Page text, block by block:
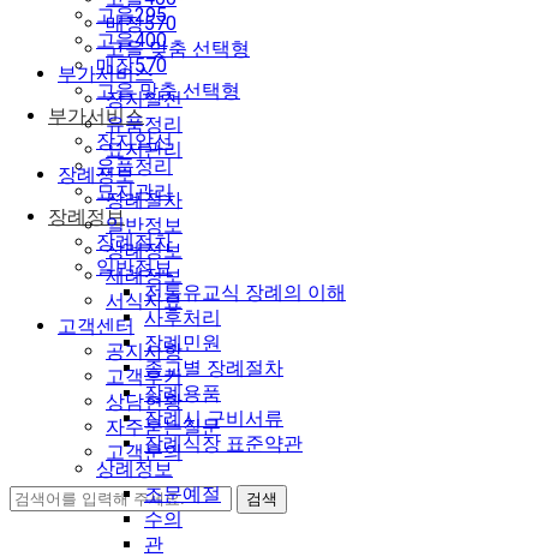
고을295
고을400
매장570
고을 맞춤 선택형
부가서비스
장지알선
유품정리
묘지관리
장례정보
장례절차
일반정보
전통유교식 장례의 이해
사후처리
장례민원
종교별 장례절차
장례용품
장례시 구비서류
장례식장 표준약관
상례정보
조문예절
수의
관
매장570
고을 맞춤 선택형
부가서비스
장지알선
유품정리
묘지관리
장례정보
장례절차
일반정보
상례정보
제례정보
서식자료
고객센터
공지사항
고객후기
상담현황
자주묻는질문
고객문의